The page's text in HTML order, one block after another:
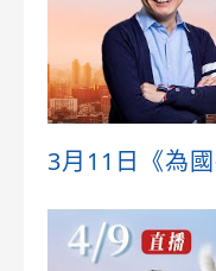
3月11日《為